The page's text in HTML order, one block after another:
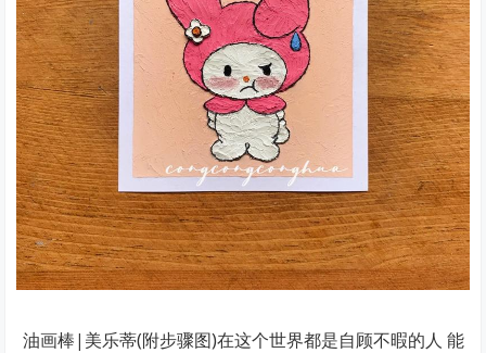
油画棒|美乐蒂(附步骤图)在这个世界都是自顾不暇的人 能